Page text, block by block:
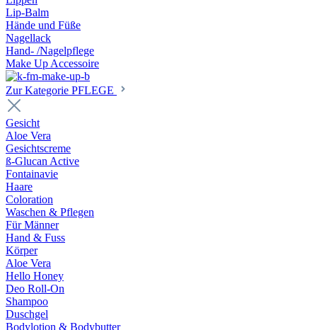
Lip-Balm
Hände und Füße
Nagellack
Hand- /Nagelpflege
Make Up Accessoire
Zur Kategorie PFLEGE
Gesicht
Aloe Vera
Gesichtscreme
ß-Glucan Active
Fontainavie
Haare
Coloration
Waschen & Pflegen
Für Männer
Hand & Fuss
Körper
Aloe Vera
Hello Honey
Deo Roll-On
Shampoo
Duschgel
Bodylotion & Bodybutter